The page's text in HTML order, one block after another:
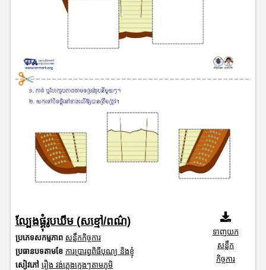
ល្បែងផ្គុំរូបឃឹម (សខ្មៅ/ពណ៌)
ប្រភេទសកម្មភាព សន្លឹកកិច្ចការ
ប្រធានបទតាមខែ ការប្រារព្ធពិធីបុណ្យ និងខ្ញុំ
សៀវភៅ រឿង វង់ភ្លេងក្មេងៗតាមភូមិ
ទាញយក
សន្លឹក
កិច្ចការ